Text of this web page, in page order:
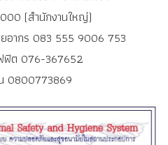
(สำนักงานใหญ่)
อากร 083 555 9006 753
ต 076-367652
0800773869